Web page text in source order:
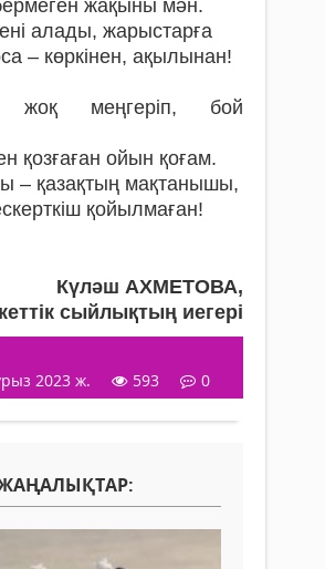
жақыны мән.
алады, жарыстарға
– көркінен, ақылынан!
жоқ меңгеріп, бой
қозғаған ойын қоғам.
– қазақтың мақтанышы,
қойылмаған!
Күләш АХМЕТОВА,
сыйлықтың иегері
2023 ж.
593 0